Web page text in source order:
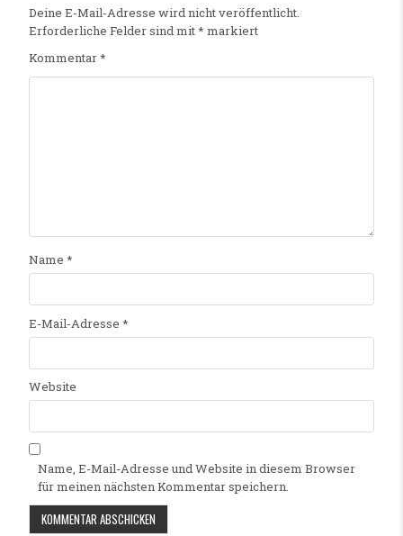
Deine E-Mail-Adresse wird nicht veröffentlicht.
Erforderliche Felder sind mit* markiert
Kommentar*
Name *
E-Mail-Adresse *
Website
Name, E-Mail-Adresse und Website in diesem Browser
für meinen nächsten Kommentar speichern.